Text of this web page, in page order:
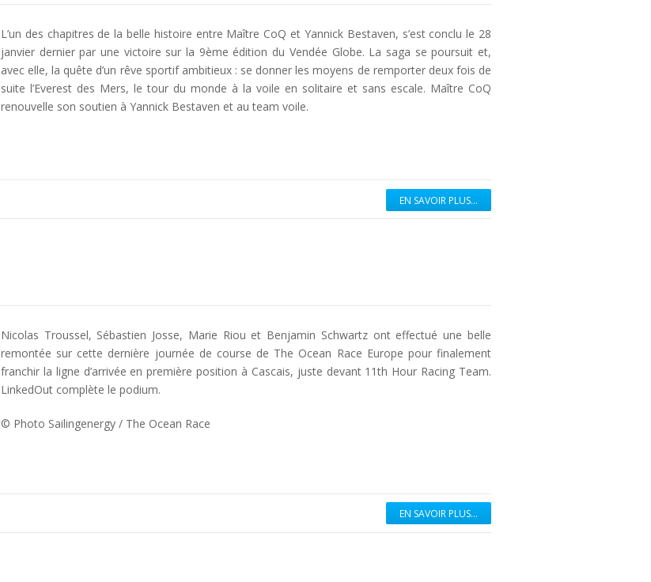
L’un des chapitres de la belle histoire entre Maître CoQ et Yannick Bestaven, s’est conclu le 28
janvier dernier par une victoire sur la 9ème édition du Vendée Globe. La saga se poursuit et,
avec elle, la quête d’un rêve sportif ambitieux : se donner les moyens de remporter deux fois de
suite l’Everest des Mers, le tour du monde à la voile en solitaire et sans escale. Maître CoQ
renouvelle son soutien à Yannick Bestaven et au team voile.
EN SAVOIR PLUS...
Nicolas Troussel, Sébastien Josse, Marie Riou et Benjamin Schwartz ont effectué une belle
remontée sur cette dernière journée de course de The Ocean Race Europe pour finalement
franchir la ligne d’arrivée en première position à Cascais, juste devant 11th Hour Racing Team.
LinkedOut complète le podium.
© Photo Sailingenergy / The Ocean Race
EN SAVOIR PLUS...